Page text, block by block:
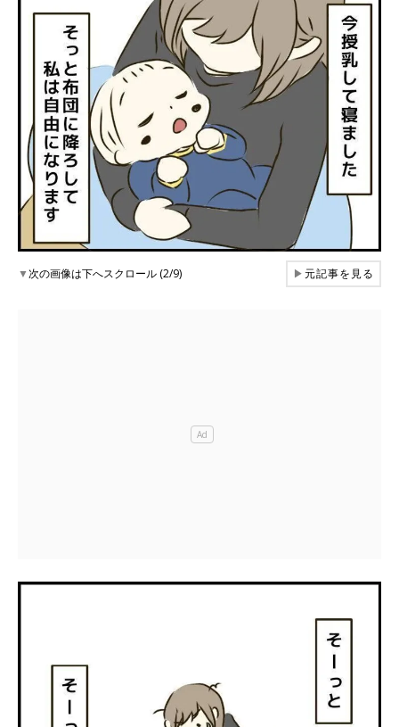
▼次の画像は下へスクロール (2/9) ▶元記事を見る